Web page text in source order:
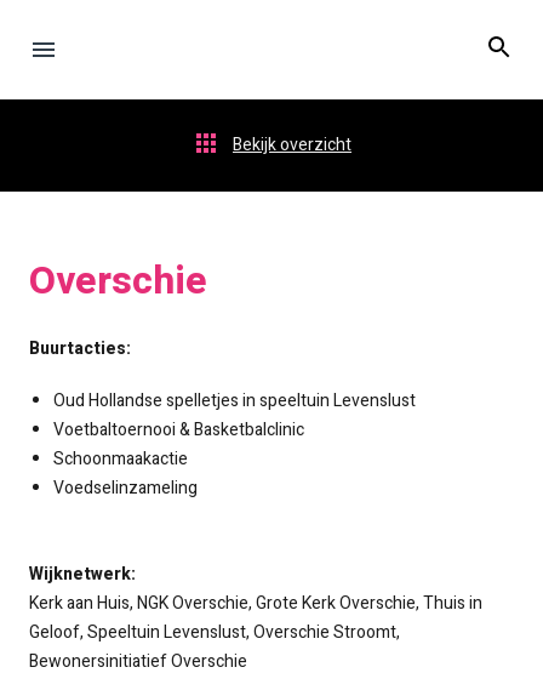
Bekijk overzicht
Overschie
Buurtacties:
Oud Hollandse spelletjes in speeltuin Levenslust
Voetbaltoernooi & Basketbalclinic
Schoonmaakactie
Voedselinzameling
Wijknetwerk:
Kerk aan Huis, NGK Overschie, Grote Kerk Overschie, Thuis in
Geloof, Speeltuin Levenslust, Overschie Stroomt,
Bewonersinitiatief Overschie